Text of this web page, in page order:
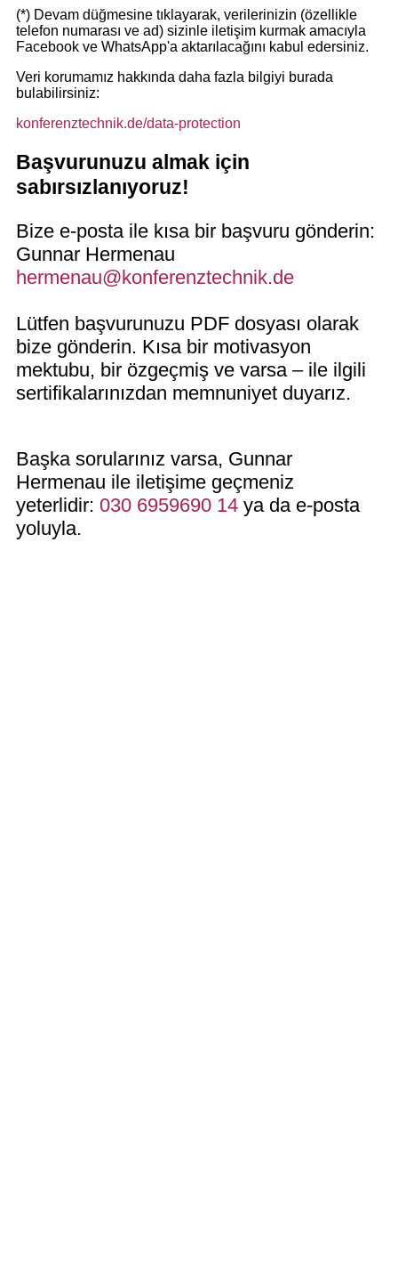
(*) Devam düğmesine tıklayarak, verilerinizin (özellikle
telefon numarası ve ad) sizinle iletişim kurmak amacıyla
Facebook ve WhatsApp'a aktarılacağını kabul edersiniz.
Veri korumamız hakkında daha fazla bilgiyi burada
bulabilirsiniz:
konferenztechnik.de/data-protection
Başvurunuzu almak için
sabırsızlanıyoruz!
Bize e-posta ile kısa bir başvuru gönderin:
Gunnar Hermenau
hermenau@konferenztechnik.de
Lütfen başvurunuzu PDF dosyası olarak
bize gönderin. Kısa bir motivasyon
mektubu, bir özgeçmiş ve varsa – ile ilgili
sertifikalarınızdan memnuniyet duyarız.
Başka sorularınız varsa, Gunnar
Hermenau ile iletişime geçmeniz
yeterlidir: 030 6959690 14 ya da e-posta
yoluyla.